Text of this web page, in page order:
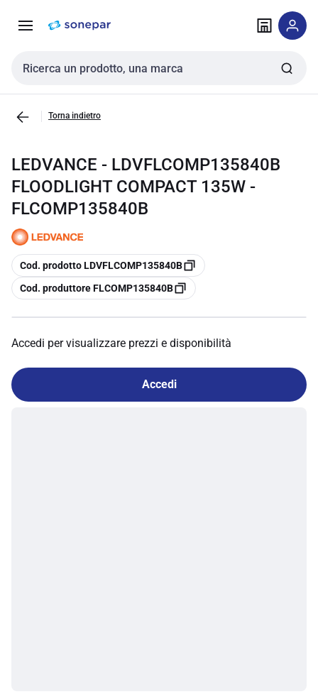
navigazione alla
Cerca input
Torna indietro
LEDVANCE - LDVFLCOMP135840B
FLOODLIGHT COMPACT 135W -
FLCOMP135840B
copia
Cod. prodotto LDVFLCOMP135840B
copia
Cod. produttore FLCOMP135840B
Accedi per visualizzare prezzi e disponibilità
Accedi